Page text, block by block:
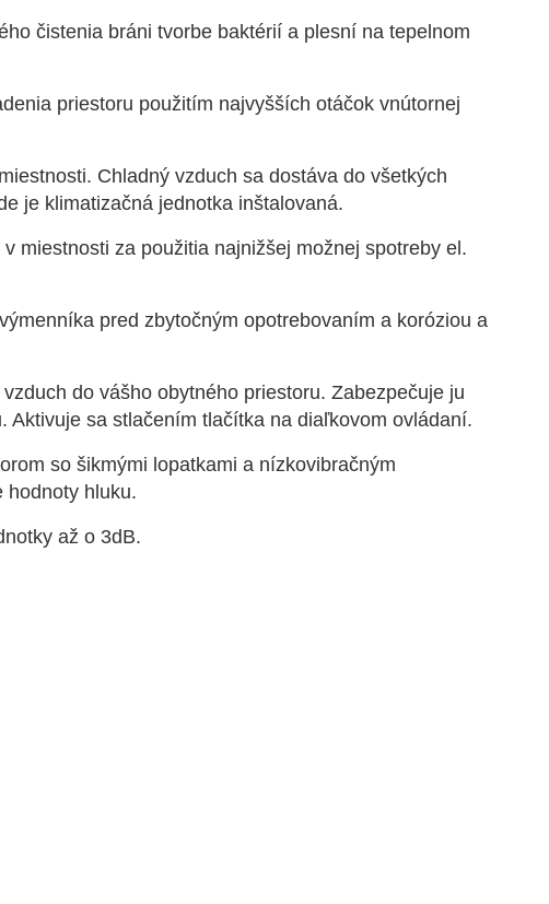
čistenia bráni tvorbe baktérií a plesní na tepelnom
priestoru použitím najvyšších otáčok vnútornej
Chladný vzduch sa dostáva do všetkých
je klimatizačná jednotka inštalovaná.
miestnosti za použitia najnižšej možnej spotreby el.
pred zbytočným opotrebovaním a koróziou a
do vášho obytného priestoru. Zabezpečuje ju
sa stlačením tlačítka na diaľkovom ovládaní.
so šikmými lopatkami a nízkovibračným
hodnoty hluku.
až o 3dB.